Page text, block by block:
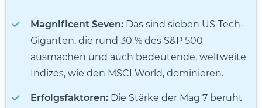
Magnificent Seven: Das sind sieben US-Tech-
Giganten, die rund 30 % des S&P 500
ausmachen und auch bedeutende, weltweite
Indizes, wie den MSCI World, dominieren.
Erfolgsfaktoren: Die Stärke der Mag 7 beruht